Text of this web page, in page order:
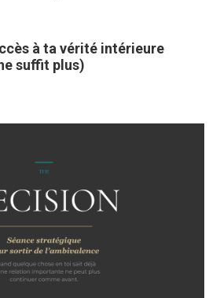
à ta vérité intérieure
suffit plus)